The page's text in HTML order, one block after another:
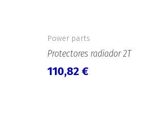
Power parts
Protectores radiador 2T
110,82 €